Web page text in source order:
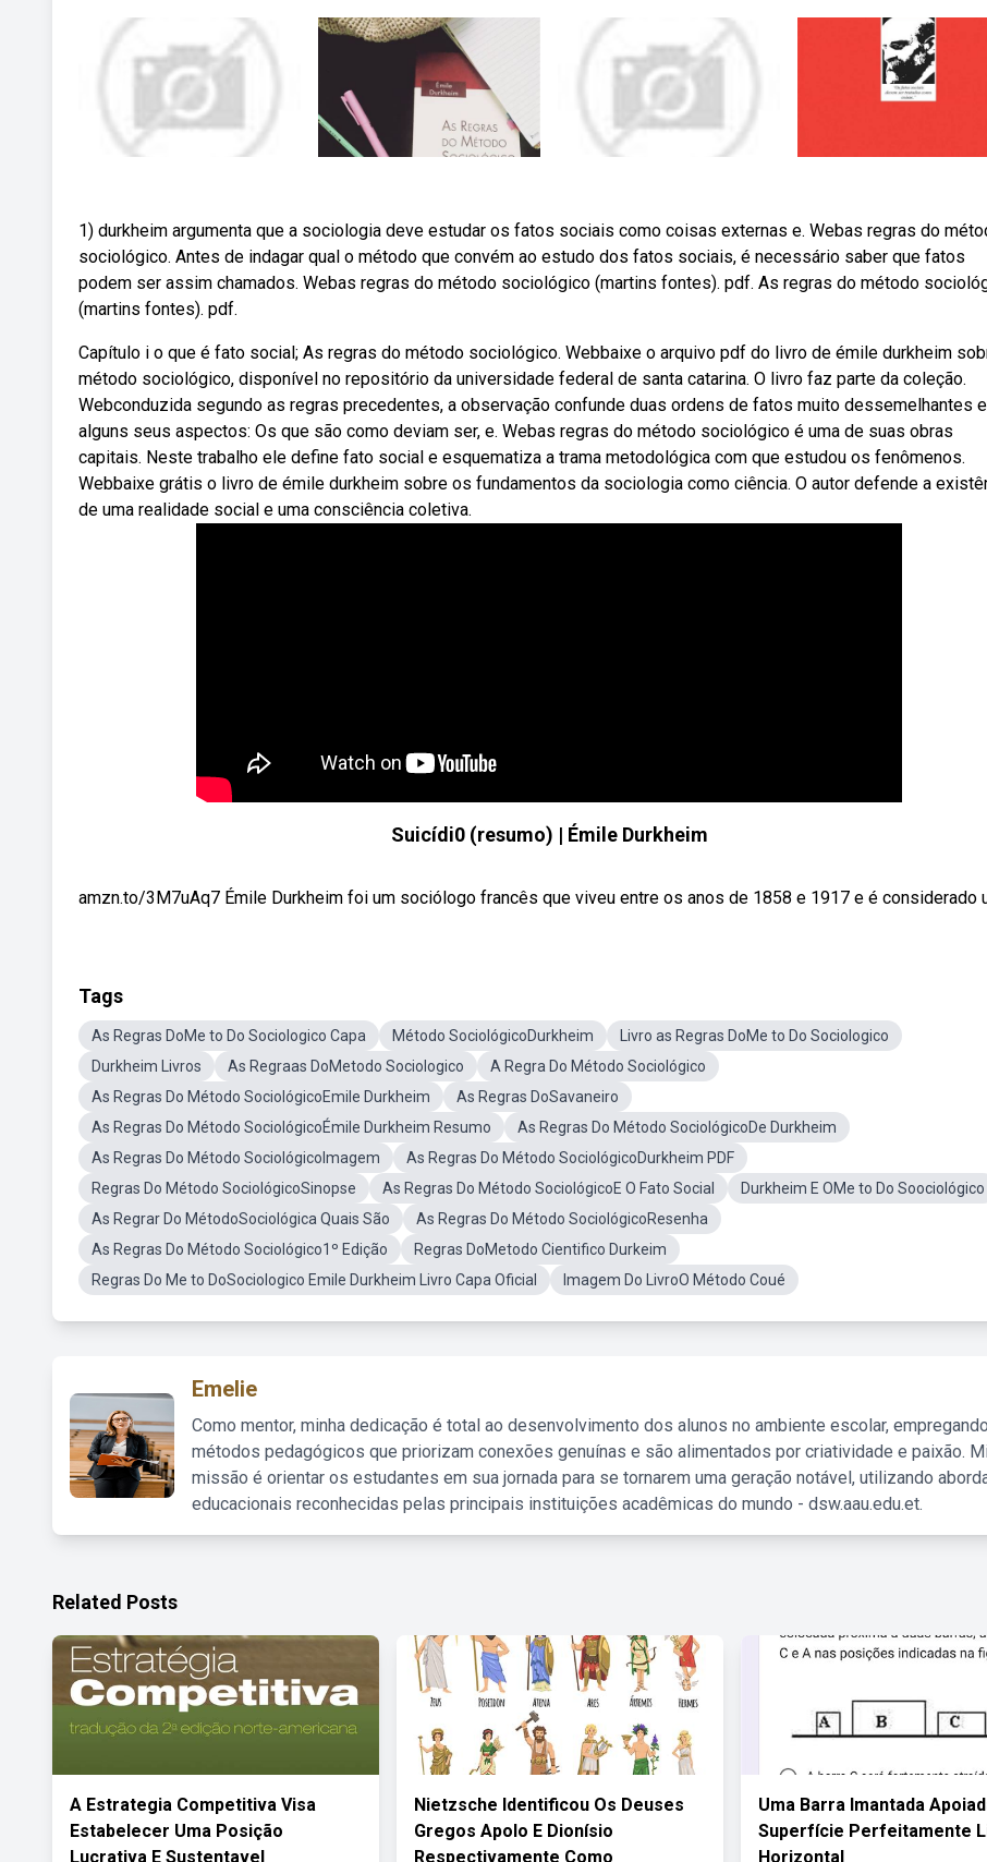
1) durkheim argumenta que a sociologia deve estudar os fatos sociais como coisas externas e. Webas regras do
sociológico. Antes de indagar qual o método que convém ao estudo dos fatos sociais, é necessário saber que fatos
podem ser assim chamados. Webas regras do método sociológico (martins fontes). pdf. As regras do método
(martins fontes). pdf.
Capítulo i o que é fato social; As regras do método sociológico. Webbaixe o arquivo pdf do livro de émile durkheim
método sociológico, disponível no repositório da universidade federal de santa catarina. O livro faz parte da coleção.
Webconduzida segundo as regras precedentes, a observação confunde duas ordens de fatos muito dessemelhantes
alguns seus aspectos: Os que são como deviam ser, e. Webas regras do método sociológico é uma de suas obras
capitais. Neste trabalho ele define fato social e esquematiza a trama metodológica com que estudou os fenômenos.
Webbaixe grátis o livro de émile durkheim sobre os fundamentos da sociologia como ciência. O autor defende a
de uma realidade social e uma consciência coletiva.
Suicídi0 (resumo) | Émile Durkheim
amzn.to/3M7uAq7 Émile Durkheim foi um sociólogo francês que viveu entre os anos de 1858 e 1917 e é considerado
Tags
As Regras DoMe to Do Sociologico Capa Método SociológicoDurkheim
Livro as Regras DoMe to Do Sociologico
Durkheim Livros
As Regraas DoMetodo Sociologico
A Regra Do Método Sociológico
As Regras Do Método SociológicoEmile Durkheim
As Regras DoSavaneiro
As Regras Do Método SociológicoÉmile Durkheim Resumo
As Regras Do Método SociológicoDe Durkheim
As Regras Do Método SociológicoImagem
As Regras Do Método SociológicoDurkheim PDF
Regras Do Método SociológicoSinopse
As Regras Do Método SociológicoE O Fato Social
Durkheim E OMe to Do Soociológico
As Regrar Do MétodoSociológica Quais São
As Regras Do Método SociológicoResenha
As Regras Do Método Sociológico1º Edição
Regras DoMetodo Cientifico Durkeim
Regras Do Me to DoSociologico Emile Durkheim Livro Capa Oficial
Imagem Do LivroO Método Coué
Emelie
Como mentor, minha dedicação é total ao desenvolvimento dos alunos no ambiente escolar, empregando
métodos pedagógicos que priorizam conexões genuínas e são alimentados por criatividade e paixão.
missão é orientar os estudantes em sua jornada para se tornarem uma geração notável, utilizando
educacionais reconhecidas pelas principais instituições acadêmicas do mundo - dsw.aau.edu.et.
Related Posts
A Estrategia Competitiva Visa
Estabelecer Uma Posição
Lucrativa E Sustentavel
Nietzsche Identificou Os Deuses
Gregos Apolo E Dionísio
Respectivamente Como
Uma Barra Imantada
Superfície Perfeitamente
Horizontal